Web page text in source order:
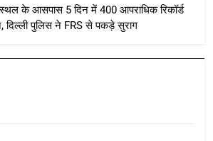
के आसपास 5 दिन में 400 आपराधिक रिकॉर्ड
दिल्ली पुलिस ने FRS से पकड़े सुराग